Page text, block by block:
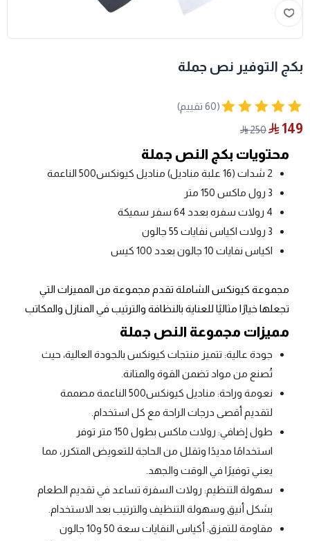
بكج التوفير نص جملة
(60 تقييم)
149
250
محتويات بكج النص جملة
2 شدات (16 علبة مناديل) مناديل كيونكس500 الناعمة
3 رول ماكس 150 متر
4 رولات سفره بعدد 64 سفر سميكة
3 رولات اكياس نفايات 55 جالون
اكياس نفايات 10 جالون بعدد 100 كيس
مجموعة كيونكس الشاملة تقدم مجموعة من المميزات التي
تجعلها خيارًا مثاليًا للعناية بالنظافة والترتيب في المنازل والمكاتب
مميزات مجموعة النص جملة
جودة عالية: تتميز منتجات كيونكس بالجودة العالية، حيث
تُصنع من مواد تضمن القوة والمتانة.
نعومة وراحة: مناديل كيونكس500 الناعمة مصممة
لتقديم أقصى درجات الراحة مع كل استخدام.
طول إضافي: رولات ماكس بطول 150 متر توفر
استخدامًا مديدًا وتقلل من الحاجة للتعويض المتكرر، مما
يعني توفيرًا في الوقت والجهد.
سهولة التنظيم: رولات السفرة تساعد في تقديم الطعام
بشكل أنيق وسهولة التنظيف والترتيب بعد الاستخدام.
مقاومة للتمزق: أكياس النفايات سعة 50 و10 جالون